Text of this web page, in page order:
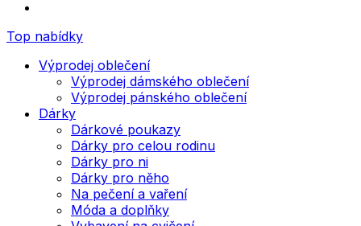
Top nabídky
Výprodej oblečení
Výprodej dámského oblečení
Výprodej pánského oblečení
Dárky
Dárkové poukazy
Dárky pro celou rodinu
Dárky pro ni
Dárky pro něho
Na pečení a vaření
Móda a doplňky